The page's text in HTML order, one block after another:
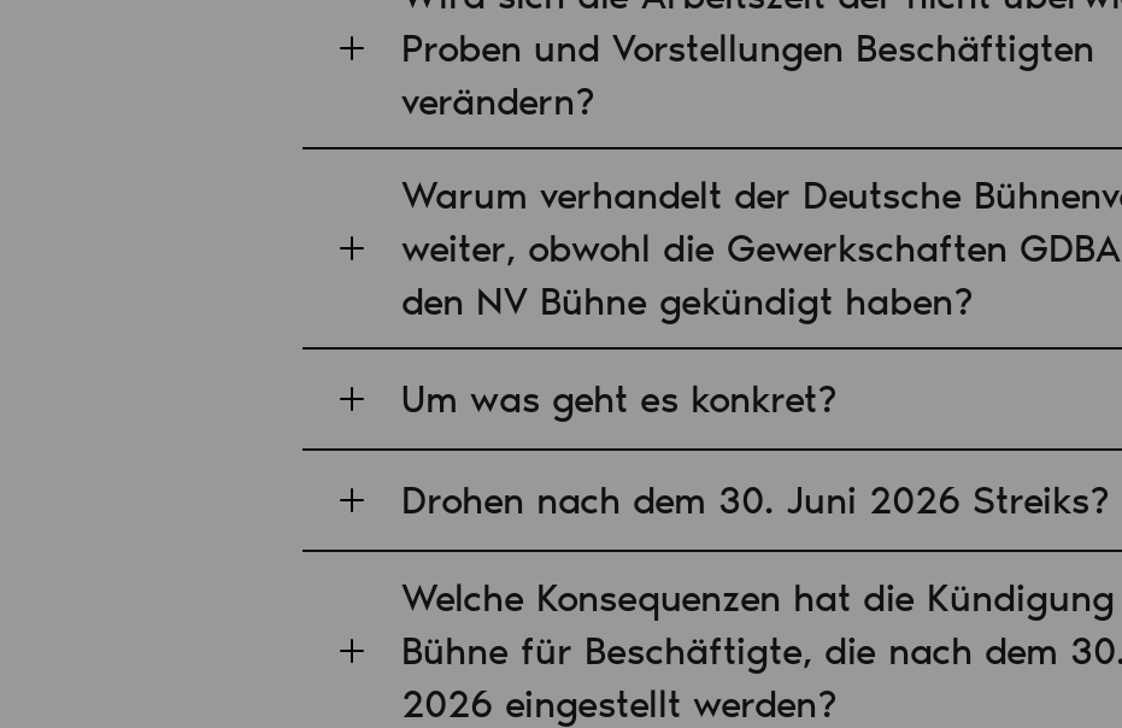
Proben und Vorstellungen Beschäftigten
verändern?
Warum verhandelt der Deutsche
weiter, obwohl die Gewerkschaften
den NV Bühne gekündigt haben?
Um was geht es konkret?
Drohen nach dem 30. Juni 2026 Streiks?
Welche Konsequenzen hat die
Bühne für Beschäftigte, die nach dem
2026 eingestellt werden?